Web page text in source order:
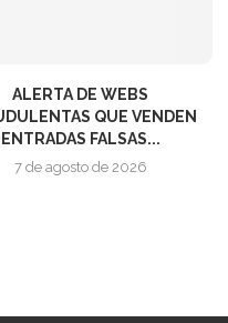
ALERTA DE WEBS
QUE VENDEN
ENTRADAS FALSAS...
7 de agosto de 2026